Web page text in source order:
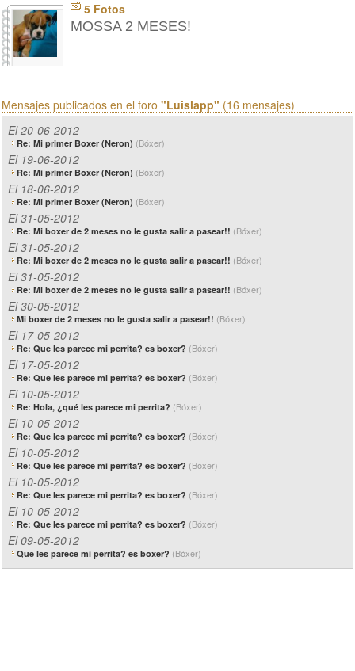
5 Fotos
MOSSA 2 MESES!
Mensajes publicados en el foro "Luislapp" (16 mensajes)
El 20-06-2012
Re: Mi primer Boxer (Neron) (Bóxer)
El 19-06-2012
Re: Mi primer Boxer (Neron) (Bóxer)
El 18-06-2012
Re: Mi primer Boxer (Neron) (Bóxer)
El 31-05-2012
Re: Mi boxer de 2 meses no le gusta salir a pasear!! (Bóxer)
El 31-05-2012
Re: Mi boxer de 2 meses no le gusta salir a pasear!! (Bóxer)
El 31-05-2012
Re: Mi boxer de 2 meses no le gusta salir a pasear!! (Bóxer)
El 30-05-2012
Mi boxer de 2 meses no le gusta salir a pasear!! (Bóxer)
El 17-05-2012
Re: Que les parece mi perrita? es boxer? (Bóxer)
El 17-05-2012
Re: Que les parece mi perrita? es boxer? (Bóxer)
El 10-05-2012
Re: Hola, ¿qué les parece mi perrita? (Bóxer)
El 10-05-2012
Re: Que les parece mi perrita? es boxer? (Bóxer)
El 10-05-2012
Re: Que les parece mi perrita? es boxer? (Bóxer)
El 10-05-2012
Re: Que les parece mi perrita? es boxer? (Bóxer)
El 10-05-2012
Re: Que les parece mi perrita? es boxer? (Bóxer)
El 09-05-2012
Que les parece mi perrita? es boxer? (Bóxer)